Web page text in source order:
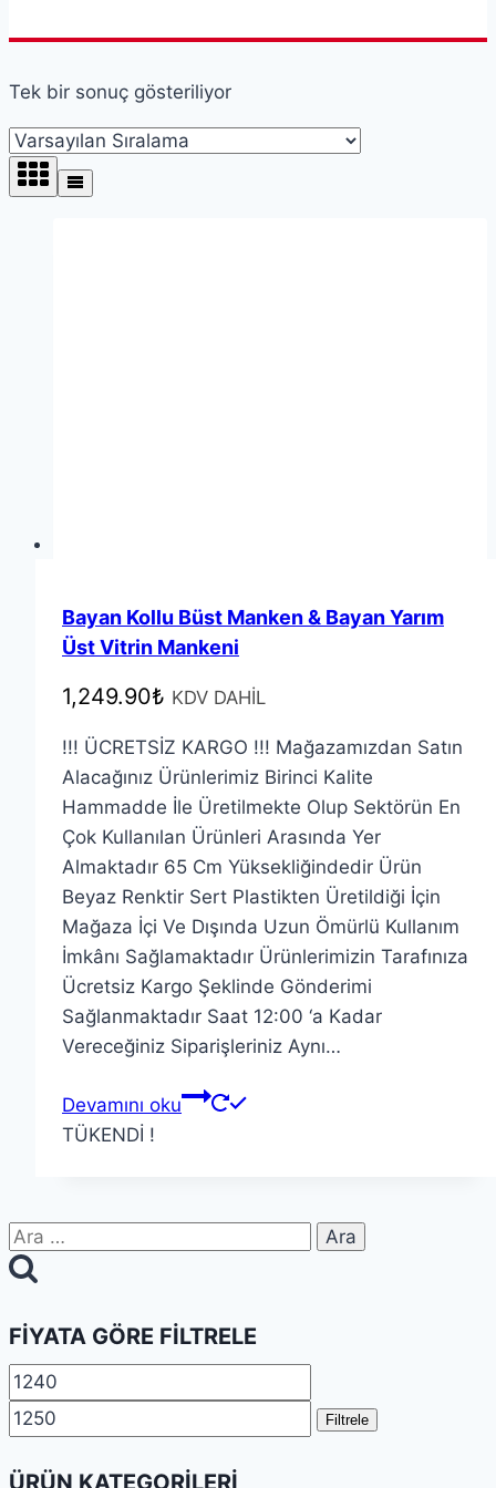
Tek bir sonuç gösteriliyor
Bayan Kollu Büst Manken & Bayan Yarım
Üst Vitrin Mankeni
1,249.90₺ KDV DAHİL
!!! ÜCRETSİZ KARGO !!! Mağazamızdan Satın
Alacağınız Ürünlerimiz Birinci Kalite
Hammadde İle Üretilmekte Olup Sektörün En
Çok Kullanılan Ürünleri Arasında Yer
Almaktadır 65 Cm Yüksekliğindedir Ürün
Beyaz Renktir Sert Plastikten Üretildiği İçin
Mağaza İçi Ve Dışında Uzun Ömürlü Kullanım
İmkânı Sağlamaktadır Ürünlerimizin Tarafınıza
Ücretsiz Kargo Şeklinde Gönderimi
Sağlanmaktadır Saat 12:00 ‘a Kadar
Vereceğiniz Siparişleriniz Aynı…
Devamını oku
TÜKENDİ !
Arama:
FIYATA GÖRE FILTRELE
En
düşük
fiyat
yüksek
fiyat
Filtrele
ÜRÜN KATEGORILERI